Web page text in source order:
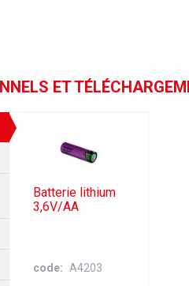
ET
Batterie lithium
3,6V/AA
code A4203